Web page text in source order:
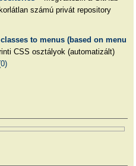
számú privát repository
to menus (based on menu
CSS osztályok (automatizált)